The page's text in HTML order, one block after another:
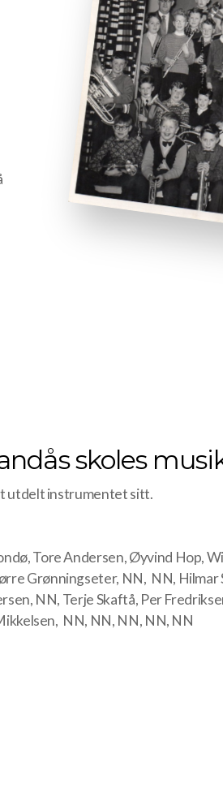
skoles
utdelt instrumentet sitt.
Tore Andersen, Øyvind Hop,
Grønningseter, NN, NN, Hilmar
NN, Terje Skaftå, Per
NN, NN, NN, NN, NN